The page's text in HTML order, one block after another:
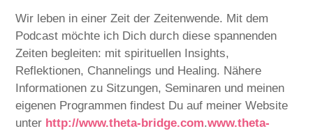
Wir leben in einer Zeit der Zeitenwende. Mit dem
Podcast möchte ich Dich durch diese spannenden
Zeiten begleiten: mit spirituellen Insights,
Reflektionen, Channelings und Healing. Nähere
Informationen zu Sitzungen, Seminaren und meinen
eigenen Programmen findest Du auf meiner Website
unter http://www.theta-bridge.com⁠⁠⁠⁠⁠⁠⁠⁠⁠⁠.⁠⁠⁠⁠⁠⁠⁠⁠⁠⁠⁠⁠⁠⁠⁠⁠⁠⁠⁠⁠⁠⁠⁠⁠⁠⁠www.theta-